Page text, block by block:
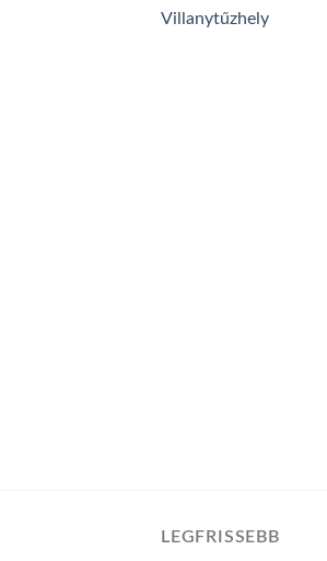
Villanytűzhely
LEGFRISSEBB